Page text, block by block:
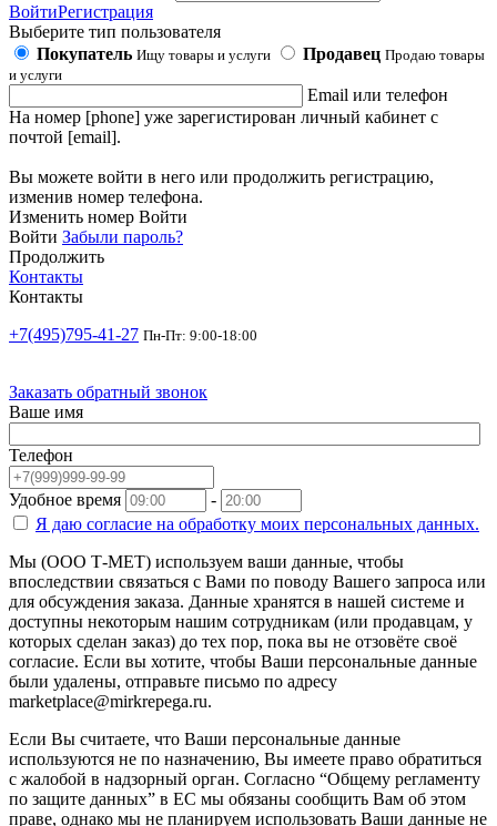
ВойтиРегистрация
Выберите тип пользователя
Покупатель Ищу товары и услуги Продавец Продаю товары
и услуги
Email или телефон
На номер [phone] уже зарегистирован личный кабинет с
почтой [email].
Вы можете войти в него или продолжить регистрацию,
изменив номер телефона.
Изменить номер Войти
Войти Забыли пароль?
Продолжить
Контакты
Контакты
+7(495)795-41-27 Пн-Пт: 9:00-18:00
Заказать обратный звонок
Ваше имя
Телефон
Удобное время
-
Я даю согласие на обработку моих персональных данных.
Мы (ООО Т-МЕТ) используем ваши данные, чтобы
впоследствии связаться с Вами по поводу Вашего запроса или
для обсуждения заказа. Данные хранятся в нашей системе и
доступны некоторым нашим сотрудникам (или продавцам, у
которых сделан заказ) до тех пор, пока вы не отзовёте своё
согласие. Если вы хотите, чтобы Ваши персональные данные
были удалены, отправьте письмо по адресу
marketplace@mirkrepega.ru.
Если Вы считаете, что Ваши персональные данные
используются не по назначению, Вы имеете право обратиться
с жалобой в надзорный орган. Согласно “Общему регламенту
по защите данных” в ЕС мы обязаны сообщить Вам об этом
праве, однако мы не планируем использовать Ваши данные не